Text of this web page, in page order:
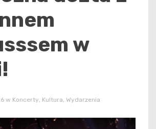
w
w Koncerty Kultura Wydarzenia